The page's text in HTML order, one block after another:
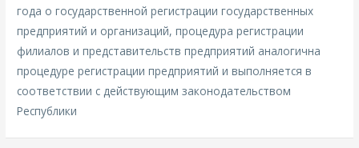
года о государственной регистрации государственных
предприятий и организаций, процедура регистрации
филиалов и представительств предприятий аналогична
процедуре регистрации предприятий и выполняется в
соответствии с действующим законодательством
Республики